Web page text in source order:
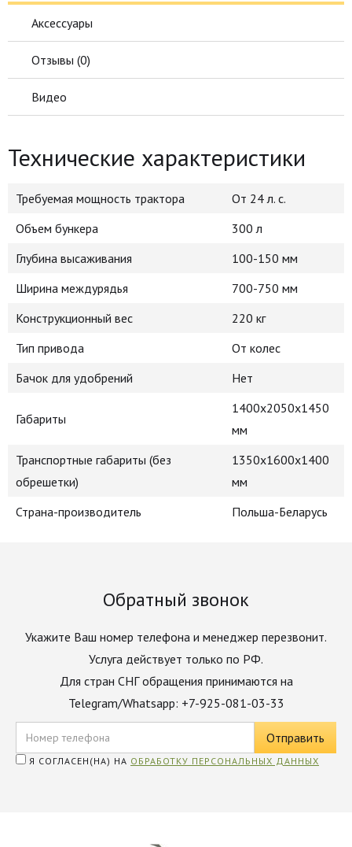
Аксессуары
Отзывы (0)
Видео
Технические характеристики
Требуемая мощность трактора
От 24 л. с.
Объем бункера
300 л
Глубина высаживания
100-150 мм
Ширина междурядья
700-750 мм
Конструкционный вес
220 кг
Тип привода
От колес
Бачок для удобрений
Нет
Габариты
1400x2050x1450
мм
Транспортные габариты (без
обрешетки)
1350х1600х1400
мм
Страна-производитель
Польша-Беларусь
Обратный звонок
Укажите Ваш номер телефона и менеджер перезвонит.
Услуга действует только по РФ.
Для стран СНГ обращения принимаются на
Telegram/Whatsapp: +7-925-081-03-33
Я СОГЛАСЕН(НА) НА ОБРАБОТКУ ПЕРСОНАЛЬНЫХ ДАННЫХ